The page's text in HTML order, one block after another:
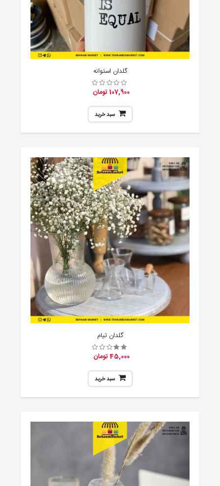
گلدان استوانه
107,900 تومان
سبد خرید
گلدان تیام
45,000 تومان
سبد خرید